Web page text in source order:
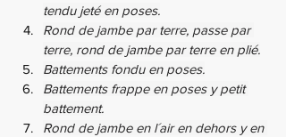
tendu jeté en poses.
Rond de jambe par terre, passe par
terre, rond de jambe par terre en plié.
Battements fondu en poses.
Battements frappe en poses y petit
battement.
Rond de jambe en l´air en dehors y en